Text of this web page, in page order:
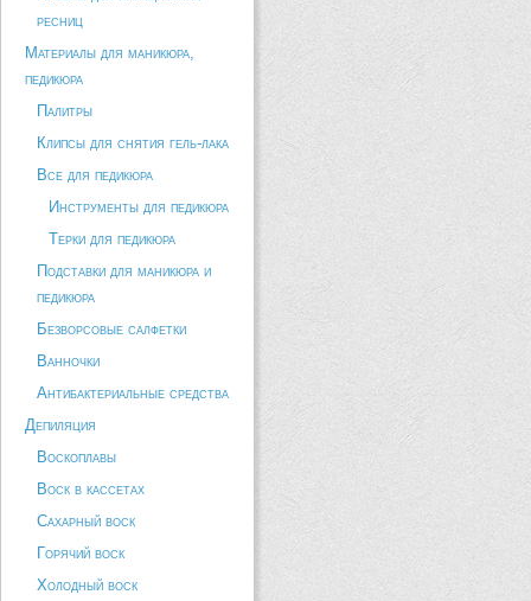
ресниц
Материалы для маникюра,
педикюра
Палитры
Клипсы для снятия гель-лака
Все для педикюра
Инструменты для педикюра
Терки для педикюра
Подставки для маникюра и
педикюра
Безворсовые салфетки
Ванночки
Антибактериальные средства
Депиляция
Воскоплавы
Воск в кассетах
Сахарный воск
Горячий воск
Холодный воск